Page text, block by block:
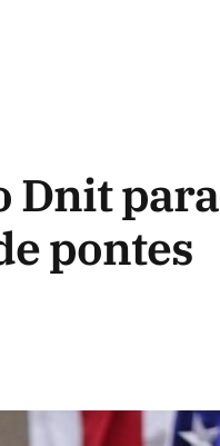
Dnit para
pontes